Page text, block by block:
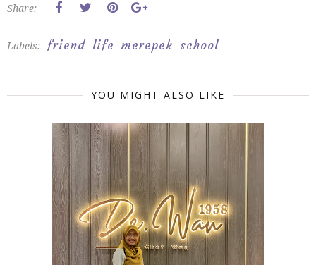
Share:
Labels: friend life merepek school
YOU MIGHT ALSO LIKE